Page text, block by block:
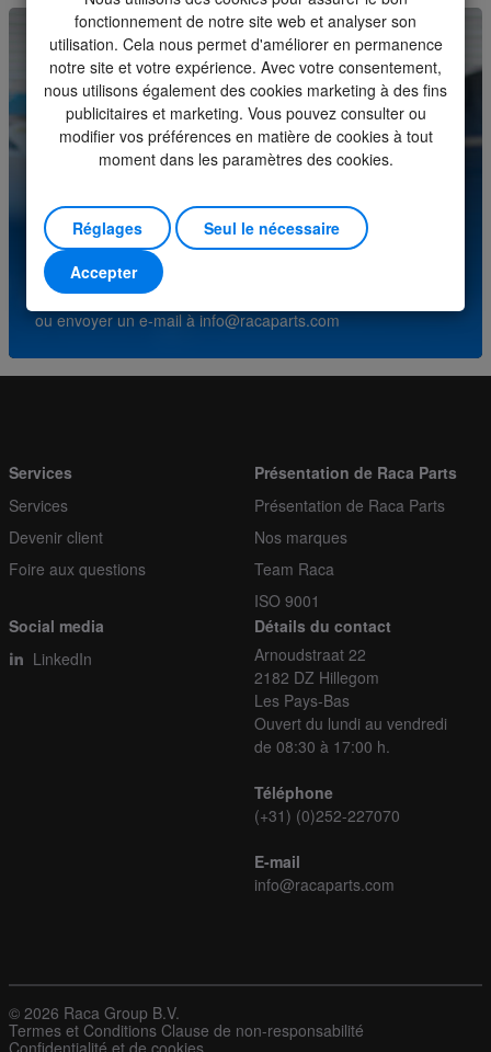
Joystick
Unit
Piece
Minimum order quantity
1
Order multiple
1
contacter notre centre de service.
(+31) (0)252-227070
ou envoyer un e-mail àinfo@racaparts.com
fonctionnement de notre site web et analyser son
utilisation. Cela nous permet d'améliorer en permanence
notre site et votre expérience. Avec votre consentement,
nous utilisons également des cookies marketing à des fins
publicitaires et marketing. Vous pouvez consulter ou
modifier vos préférences en matière de cookies à tout
moment dans les paramètres des cookies.
Réglages
Seul le nécessaire
Accepter
Services
Services
Devenir client
Foire aux questions
Présentation de Raca Parts
Présentation de Raca Parts
Nos marques
Team Raca
ISO 9001
Social media
LinkedIn
Détails du contact
Arnoudstraat 22
2182 DZ Hillegom
Les Pays-Bas
Ouvert du lundi au vendredi
de 08:30 à 17:00 h.
Téléphone
(+31) (0)252-227070
E-mail
info@racaparts.com
© 2026 Raca Group B.V.
Termes et Conditions Clause de non-responsabilité
Confidentialité et de cookies